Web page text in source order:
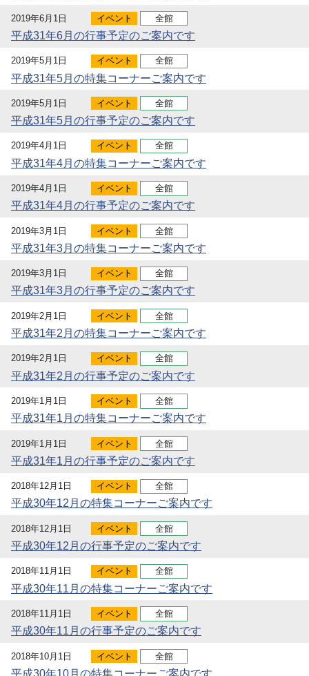
2019年6月1日 イベント 全館
平成31年6月の行事予定のご案内です
2019年5月1日 イベント 全館
平成31年5月の特集コーナーご案内です
2019年5月1日 イベント 全館
平成31年5月の行事予定のご案内です
2019年4月1日 イベント 全館
平成31年4月の特集コーナーご案内です
2019年4月1日 イベント 全館
平成31年4月の行事予定のご案内です
2019年3月1日 イベント 全館
平成31年3月の特集コーナーご案内です
2019年3月1日 イベント 全館
平成31年3月の行事予定のご案内です
2019年2月1日 イベント 全館
平成31年2月の特集コーナーご案内です
2019年2月1日 イベント 全館
平成31年2月の行事予定のご案内です
2019年1月1日 イベント 全館
平成31年1月の特集コーナーご案内です
2019年1月1日 イベント 全館
平成31年1月の行事予定のご案内です
2018年12月1日 イベント 全館
平成30年12月の特集コーナーご案内です
2018年12月1日 イベント 全館
平成30年12月の行事予定のご案内です
2018年11月1日 イベント 全館
平成30年11月の特集コーナーご案内です
2018年11月1日 イベント 全館
平成30年11月の行事予定のご案内です
2018年10月1日 イベント 全館
平成30年10月の特集コーナーご案内です